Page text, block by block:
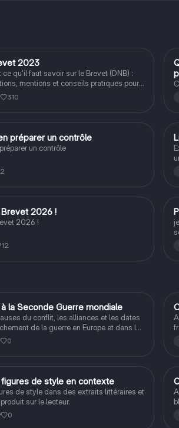
2023
qu'il faut savoir sur le Brevet (DNB) :
mentions et conseils pratiques pour
inclut des informations sur les
maths, sciences, et histoire-géo,
310
préparer un contrôle
un contrôle
2
2026 !
2026 !
12
la Seconde Guerre mondiale
du conflit, les alliances et les dates
de la guerre en Europe et dans le
0
de style en contexte
de style dans des extraits littéraires et
sur le lecteur.
0